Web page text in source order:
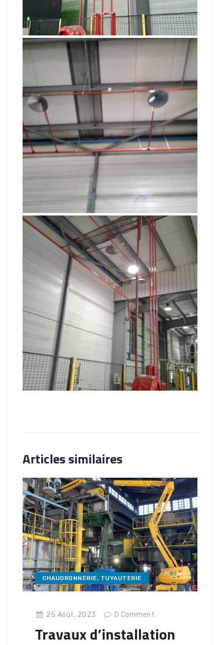
Articles similaires
CHAUDRONNERIE, TUYAUTERIE
25 Août, 2023 0 Comment
Travaux d’installation